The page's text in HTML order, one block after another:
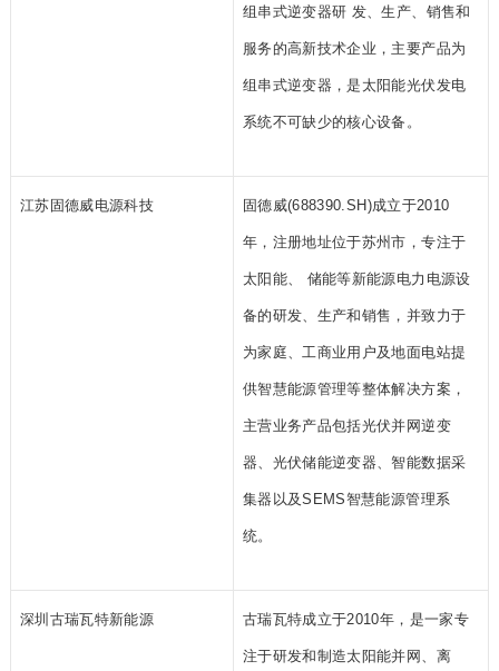
组串式逆变器研 发、生产、销售和
服务的高新技术企业，主要产品为
组串式逆变器，是太阳能光伏发电
系统不可缺少的核心设备。
江苏固德威电源科技 固德威(688390.SH)成立于2010
年，注册地址位于苏州市，专注于
太阳能、 储能等新能源电力电源设
备的研发、生产和销售，并致力于
为家庭、工商业用户及地面电站提
供智慧能源管理等整体解决方案，
主营业务产品包括光伏并网逆变
器、光伏储能逆变器、智能数据采
集器以及SEMS智慧能源管理系
统。
深圳古瑞瓦特新能源 古瑞瓦特成立于2010年，是一家专
注于研发和制造太阳能并网、离